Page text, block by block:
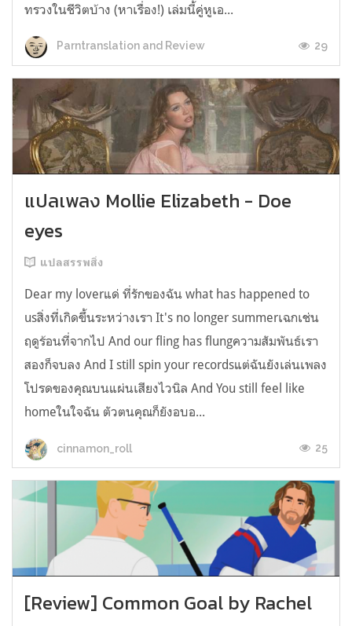
ทรวงในชีวิตบ้าง (หาเรื่อง!) เล่มนี้คู่หูเอ...
Parntranslation and Review 29
แปลเพลง Mollie Elizabeth - Doe
eyes
แปลสรรพสิ่ง
Dear my loverแด่ ที่รักของฉัน what has happened to
usสิ่งที่เกิดขึ้นระหว่างเรา It's no longer summerเฉกเช่น
ฤดูร้อนที่จากไป And our fling has flungความสัมพันธ์เรา
สองก็จบลง And I still spin your recordsแต่ฉันยังเล่นเพลง
โปรดของคุณบนแผ่นเสียงไวนิล And You still feel like
homeในใจฉัน ตัวตนคุณก็ยังอบอ...
cinnamon_roll 25
[Review] Common Goal by Rachel